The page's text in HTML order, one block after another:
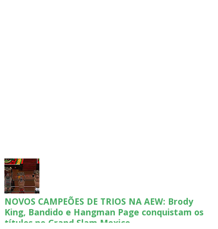
NOVOS CAMPEÕES DE TRIOS NA AEW: Brody
King, Bandido e Hangman Page conquistam os
títulos no Grand Slam Mexico